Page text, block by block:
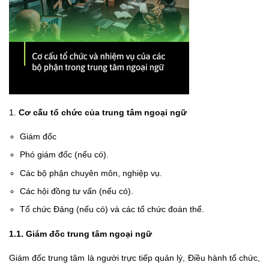
1. Cơ cấu tổ chức của trung tâm ngoại ngữ
Giám đốc
Phó giám đốc (nếu có).
Các bộ phận chuyên môn, nghiệp vụ.
Các hội đồng tư vấn (nếu có).
Tổ chức Đảng (nếu có) và các tổ chức đoàn thể.
1.1. Giám đốc trung tâm ngoại ngữ
Giám đốc trung tâm là người trực tiếp quản lý, Điều hành tổ chức,